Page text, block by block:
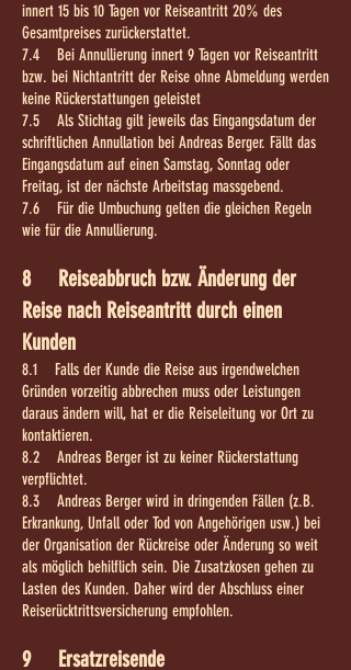
innert 15 bis 10 Tagen vor Reiseantritt 20% des
Gesamtpreises zurückerstattet.
7.4 Bei Annullierung innert 9 Tagen vor Reiseantritt
bzw. bei Nichtantritt der Reise ohne Abmeldung werden
keine Rückerstattungen geleistet
7.5 Als Stichtag gilt jeweils das Eingangsdatum der
schriftlichen Annullation bei Andreas Berger. Fällt das
Eingangsdatum auf einen Samstag, Sonntag oder
Freitag, ist der nächste Arbeitstag massgebend.
7.6 Für die Umbuchung gelten die gleichen Regeln
wie für die Annullierung.
8 Reiseabbruch bzw. Änderung der
Reise nach Reiseantritt durch einen
Kunden
8.1 Falls der Kunde die Reise aus irgendwelchen
Gründen vorzeitig abbrechen muss oder Leistungen
daraus ändern will, hat er die Reiseleitung vor Ort zu
kontaktieren.
8.2 Andreas Berger ist zu keiner Rückerstattung
verpflichtet.
8.3 Andreas Berger wird in dringenden Fällen (z.B.
Erkrankung, Unfall oder Tod von Angehörigen usw.) bei
der Organisation der Rückreise oder Änderung so weit
als möglich behilflich sein. Die Zusatzkosen gehen zu
Lasten des Kunden. Daher wird der Abschluss einer
Reiserücktrittsversicherung empfohlen.
9 Ersatzreisende